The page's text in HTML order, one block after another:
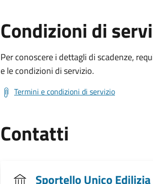
Condizioni di
Per conoscere i dettagli di scadenze,
e le condizioni di servizio.
Termini e condizioni di servizio
Contatti
Sportello Unico Edilizia